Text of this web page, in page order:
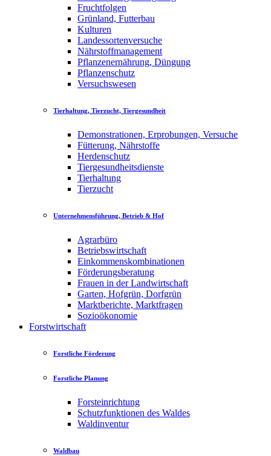
Fruchtfolgen
Grünland, Futterbau
Kulturen
Landessortenversuche
Nährstoffmanagement
Pflanzenernährung, Düngung
Pflanzenschutz
Versuchswesen
Tierhaltung, Tierzucht, Tiergesundheit
Demonstrationen, Erprobungen, Versuche
Fütterung, Nährstoffe
Herdenschutz
Tiergesundheitsdienste
Tierhaltung
Tierzucht
Unternehmensführung, Betrieb & Hof
Agrarbüro
Betriebswirtschaft
Einkommenskombinationen
Förderungsberatung
Frauen in der Landwirtschaft
Garten, Hofgrün, Dorfgrün
Marktberichte, Marktfragen
Sozioökonomie
Forstwirtschaft
Forstliche Förderung
Forstliche Planung
Forsteinrichtung
Schutzfunktionen des Waldes
Waldinventur
Waldbau